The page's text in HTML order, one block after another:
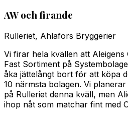
AW och firande
Rulleriet, Ahlafors Bryggerier
Vi firar hela kvällen att
Fast Sortiment på
åka jättelångt bort för att köpa
10 närmsta bolagen. Vi
på Rulleriet denna kväll, men
ihop nåt som matchar fint med